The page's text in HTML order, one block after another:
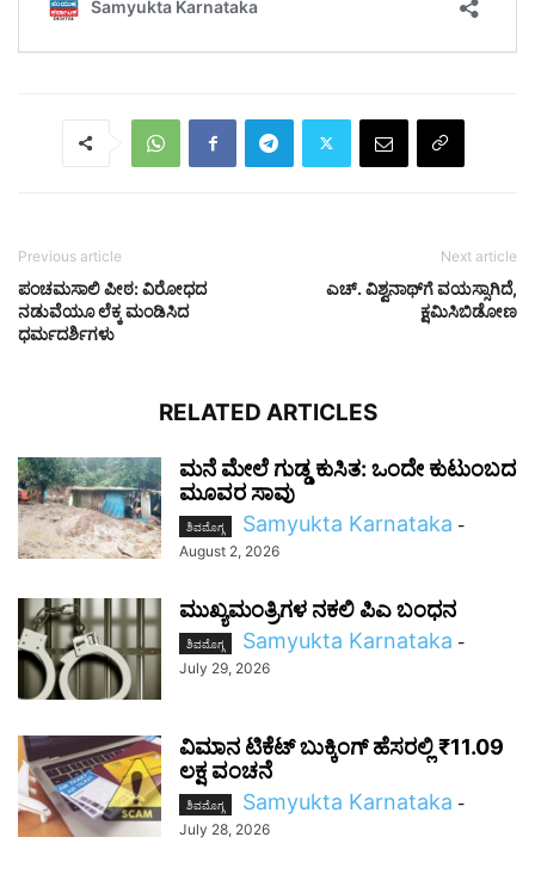
Previous article
ಪಂಚಮಸಾಲಿ ಪೀಠ: ವಿರೋಧದ
ನಡುವೆಯೂ ಲೆಕ್ಕ ಮಂಡಿಸಿದ
ಧರ್ಮದರ್ಶಿಗಳು
Next article
ಎಚ್‌. ವಿಶ್ವನಾಥ್‌ಗೆ ವಯಸ್ಸಾಗಿದೆ,
ಕ್ಷಮಿಸಿಬಿಡೋಣ
RELATED ARTICLES
ಮನೆ ಮೇಲೆ ಗುಡ್ಡ ಕುಸಿತ: ಒಂದೇ ಕುಟುಂಬದ
ಮೂವರ ಸಾವು
ಶಿವಮೊಗ್ಗ Samyukta Karnataka -
August 2, 2026
ಮುಖ್ಯಮಂತ್ರಿಗಳ ನಕಲಿ ಪಿಎ ಬಂಧನ
ಶಿವಮೊಗ್ಗ Samyukta Karnataka -
July 29, 2026
ವಿಮಾನ ಟಿಕೆಟ್ ಬುಕ್ಕಿಂಗ್ ಹೆಸರಲ್ಲಿ ₹11.09
ಲಕ್ಷ ವಂಚನೆ
ಶಿವಮೊಗ್ಗ Samyukta Karnataka -
July 28, 2026